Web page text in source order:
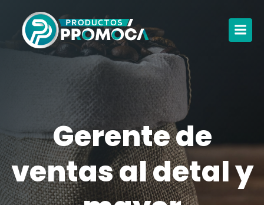
Gerente de
ventas al detal y